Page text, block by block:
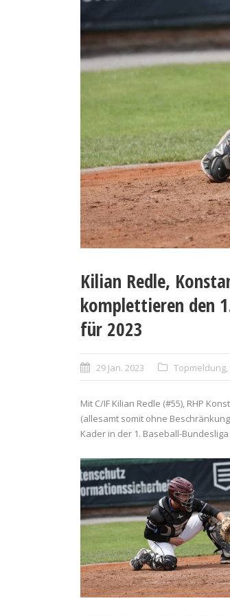
Kilian Redle,
komplettieren den
für 2023
29 Jan. 2023 Topmeldung,
Mit C/IF Kilian Redle (#55), RHP
(allesamt somit ohne
Kader in der 1. Baseball-Bundesliga